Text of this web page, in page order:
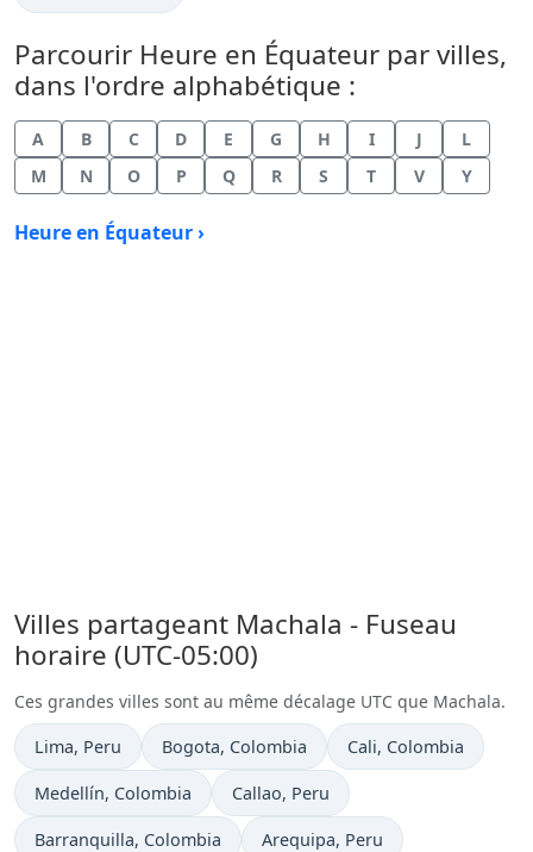
Parcourir Heure en Équateur par villes,
dans l'ordre alphabétique :
A B C D E G H I J
L
M
N O P Q R S T V Y
Heure en Équateur ›
Villes partageant Machala - Fuseau
horaire (UTC-05:00)
Ces grandes villes sont au même décalage UTC que Machala.
Heure actuelle à
Lima, Peru Heure actuelle à
Bogota, Colombia Heure actuelle à
Cali, Colombia
Heure actuelle à
Medellín, Colombia Heure actuelle à
Callao, Peru
Heure actuelle à
Barranquilla, Colombia Heure actuelle à
Arequipa, Peru